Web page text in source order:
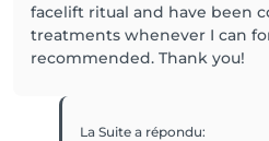
facelift ritual and have been
treatments whenever I can
recommended. Thank you!
La Suitea répondu: